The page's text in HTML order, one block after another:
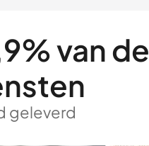
van de
geleverd